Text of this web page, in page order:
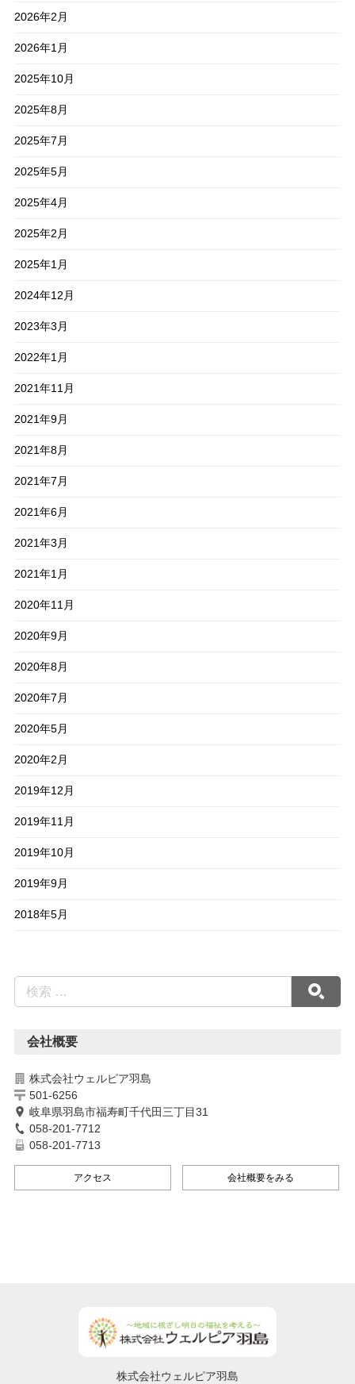
2026年2月
2026年1月
2025年10月
2025年8月
2025年7月
2025年5月
2025年4月
2025年2月
2025年1月
2024年12月
2023年3月
2022年1月
2021年11月
2021年9月
2021年8月
2021年7月
2021年6月
2021年3月
2021年1月
2020年11月
2020年9月
2020年8月
2020年7月
2020年5月
2020年2月
2019年12月
2019年11月
2019年10月
2019年9月
2018年5月
会社概要
株式会社ウェルピア羽島
501-6256
岐阜県羽島市福寿町千代田三丁目31
058-201-7712
058-201-7713
アクセス 会社概要をみる
株式会社ウェルピア羽島